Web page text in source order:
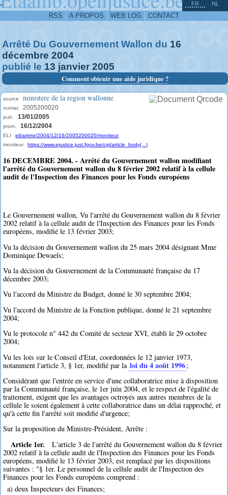
-
RSS A PROPOS WEB LOG CONTACT
FR NL
Arrêté Du Gouvernement Wallon du 16
décembre 2004
publié le 13 janvier 2005
Comment obtenir une aide juridique ?
source ministere de la region wallonne
numac 2005200020
pub. 13/01/2005
prom. 16/12/2004
ELI
eli/arrete/2004/12/16/2005200020/moniteur
moniteur
https://www.ejustice.just.fgov.be/cgi/article_body(...)
16 DECEMBRE 2004. - Arrêté du Gouvernement wallon modifiant
l'arrêté du Gouvernement wallon du 8 février 2002 relatif à la cellule
audit de l'Inspection des Finances pour les Fonds européens
Le Gouvernement wallon, Vu l'arrêté du Gouvernement wallon du 8 février
2002 relatif à la cellule audit de l'Inspection des Finances pour les Fonds
européens, modifié le 13 février 2003;
Vu la décision du Gouvernement wallon du 25 mars 2004 désignant Mme
Dominique Dewaels;
Vu la décision du Gouvernement de la Communauté française du 17
décembre 2003;
Vu l'accord du Ministre du Budget, donné le 30 septembre 2004;
Vu l'accord du Ministre de la Fonction publique, donné le 21 septembre
2004;
Vu le protocole n° 442 du Comité de secteur XVI, établi le 29 octobre
2004;
Vu les lois sur le Conseil d'Etat, coordonnées le 12 janvier 1973,
notamment l'article 3, § 1er, modifié par la loi du 4 août 1996;
Considérant que l'entrée en service d'une collaboratrice mise à disposition
par la Communauté française, le 1er juin 2004, et le respect de l'égalité de
traitement, exigent que les avantages octroyés aux autres membres de la
cellule le soient également à cette collaboratrice dans un délai rapproché, et
qu'à cette fin l'arrêté soit modifié d'urgence;
Sur la proposition du Ministre-Président, Arrête :
Article 1er.
L'article 3 de l'arrêté du Gouvernement wallon du 8 février
2002 relatif à la cellule audit de l'Inspection des Finances pour les Fonds
européens, modifié le 13 février 2003, est remplacé par les dispositions
suivantes : "§ 1er. Le personnel de la cellule audit de l'Inspection des
Finances pour les Fonds européens comprend :
a) deux Inspecteurs des Finances;
^